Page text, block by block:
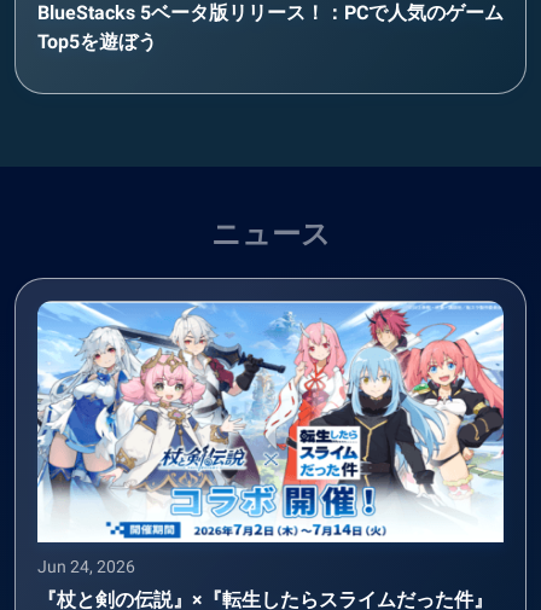
BlueStacks 5ベータ版リリース！：PCで人気のゲーム
Top5を遊ぼう
ニュース
Jun 24, 2026
『杖と剣の伝説』×『転生したらスライムだった件』